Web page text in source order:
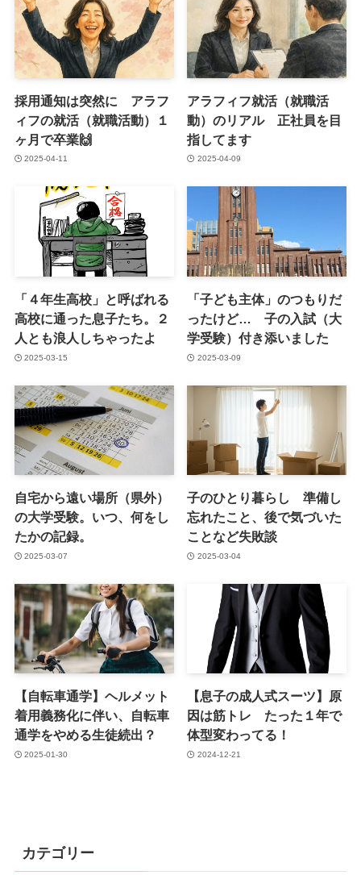
採用通知は突然に アラフ
ィフの就活（就職活動）１
ヶ月で卒業🙌
2025-04-11
アラフィフ就活（就職活
動）のリアル 正社員を目
指してます
2025-04-09
「４年生高校」と呼ばれる
高校に通った息子たち。２
人とも浪人しちゃったよ
2025-03-15
「子ども主体」のつもりだ
ったけど… 子の入試（大
学受験）付き添いました
2025-03-09
自宅から遠い場所（県外）
の大学受験。いつ、何をし
たかの記録。
2025-03-07
子のひとり暮らし 準備し
忘れたこと、後で気づいた
ことなど失敗談
2025-03-04
【自転車通学】ヘルメット
着用義務化に伴い、自転車
通学をやめる生徒続出？
2025-01-30
【息子の成人式スーツ】原
因は筋トレ たった１年で
体型変わってる！
2024-12-21
カテゴリー